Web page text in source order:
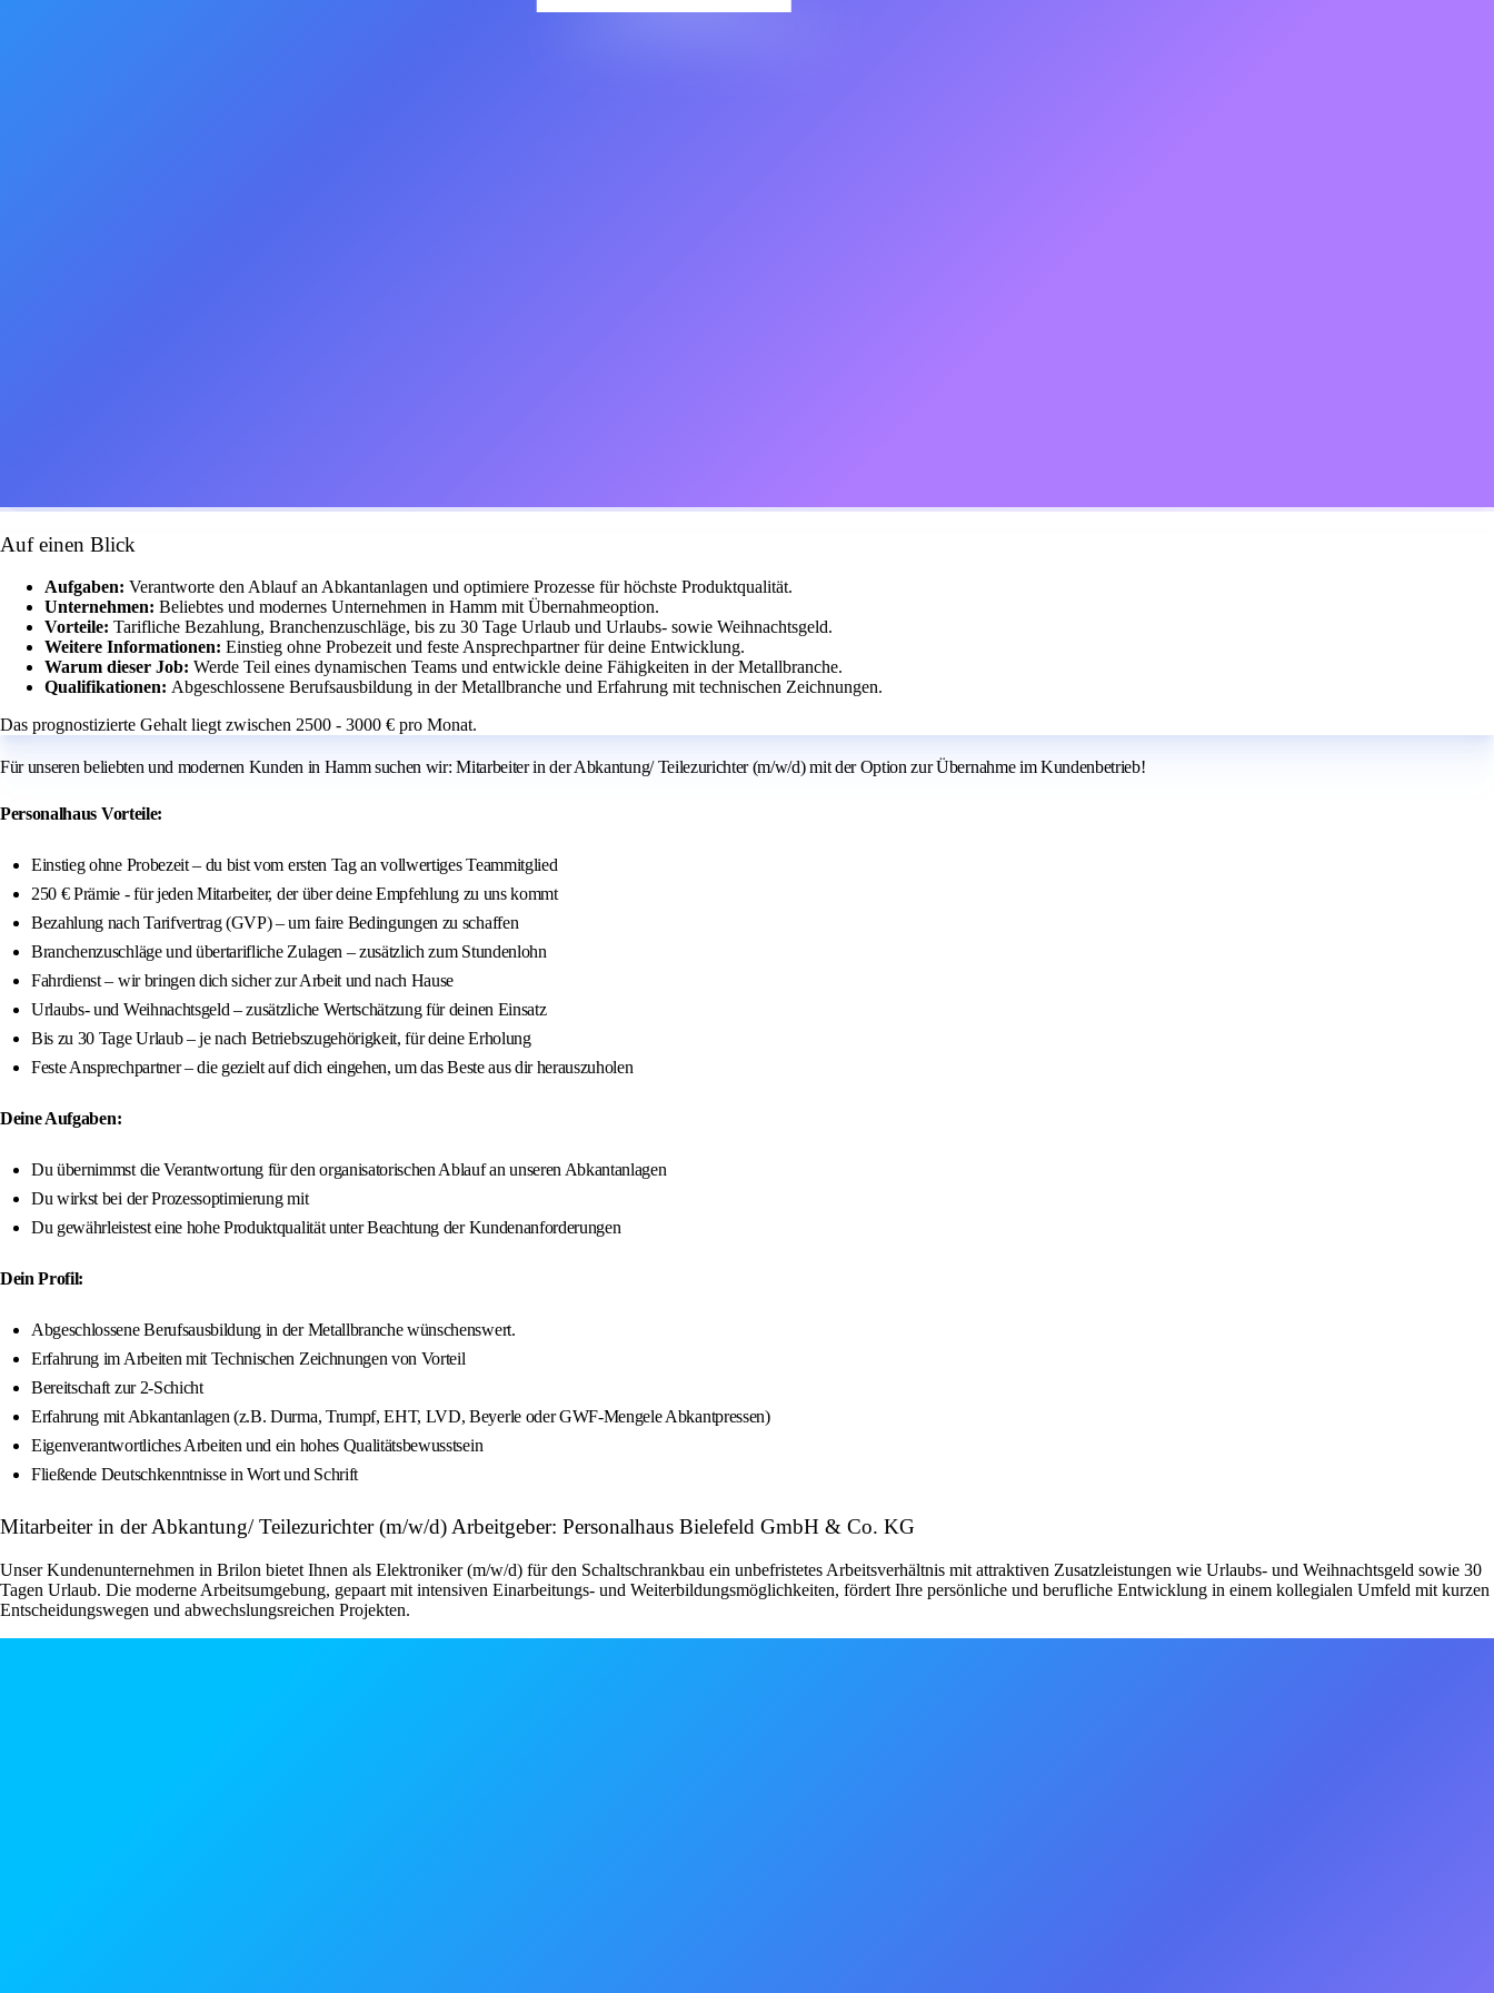
Auf einen Blick
Aufgaben: Verantworte den Ablauf an Abkantanlagen und optimiere Prozesse für höchste Produktqualität.
Unternehmen: Beliebtes und modernes Unternehmen in Hamm mit Übernahmeoption.
Vorteile: Tarifliche Bezahlung, Branchenzuschläge, bis zu 30 Tage Urlaub und Urlaubs- sowie Weihnachtsgeld.
Weitere Informationen: Einstieg ohne Probezeit und feste Ansprechpartner für deine Entwicklung.
Warum dieser Job: Werde Teil eines dynamischen Teams und entwickle deine Fähigkeiten in der Metallbranche.
Qualifikationen: Abgeschlossene Berufsausbildung in der Metallbranche und Erfahrung mit technischen Zeichnungen.
Das prognostizierte Gehalt liegt zwischen 2500 - 3000 € pro Monat.
Für unseren beliebten und modernen Kunden in Hamm suchen wir: Mitarbeiter in der Abkantung/ Teilezurichter (m/w/d) mit der Option zur Übernahme im Kundenbetrieb!
Personalhaus Vorteile:
Einstieg ohne Probezeit – du bist vom ersten Tag an vollwertiges Teammitglied
250 € Prämie - für jeden Mitarbeiter, der über deine Empfehlung zu uns kommt
Bezahlung nach Tarifvertrag (GVP) – um faire Bedingungen zu schaffen
Branchenzuschläge und übertarifliche Zulagen – zusätzlich zum Stundenlohn
Fahrdienst – wir bringen dich sicher zur Arbeit und nach Hause
Urlaubs- und Weihnachtsgeld – zusätzliche Wertschätzung für deinen Einsatz
Bis zu 30 Tage Urlaub – je nach Betriebszugehörigkeit, für deine Erholung
Feste Ansprechpartner – die gezielt auf dich eingehen, um das Beste aus dir herauszuholen
Deine Aufgaben:
Du übernimmst die Verantwortung für den organisatorischen Ablauf an unseren Abkantanlagen
Du wirkst bei der Prozessoptimierung mit
Du gewährleistest eine hohe Produktqualität unter Beachtung der Kundenanforderungen
Dein Profil:
Abgeschlossene Berufsausbildung in der Metallbranche wünschenswert.
Erfahrung im Arbeiten mit Technischen Zeichnungen von Vorteil
Bereitschaft zur 2-Schicht
Erfahrung mit Abkantanlagen (z.B. Durma, Trumpf, EHT, LVD, Beyerle oder GWF-Mengele Abkantpressen)
Eigenverantwortliches Arbeiten und ein hohes Qualitätsbewusstsein
Fließende Deutschkenntnisse in Wort und Schrift
Mitarbeiter in der Abkantung/ Teilezurichter (m/w/d) Arbeitgeber: Personalhaus Bielefeld GmbH & Co. KG
Unser Kundenunternehmen in Brilon bietet Ihnen als Elektroniker (m/w/d) für den Schaltschrankbau ein unbefristetes Arbeitsverhältnis mit attraktiven Zusatzleistungen wie Urlaubs- und Weihnachtsgeld sowie 30
Tagen Urlaub. Die moderne Arbeitsumgebung, gepaart mit intensiven Einarbeitungs- und Weiterbildungsmöglichkeiten, fördert Ihre persönliche und berufliche Entwicklung in einem kollegialen Umfeld mit kurzen
Entscheidungswegen und abwechslungsreichen Projekten.